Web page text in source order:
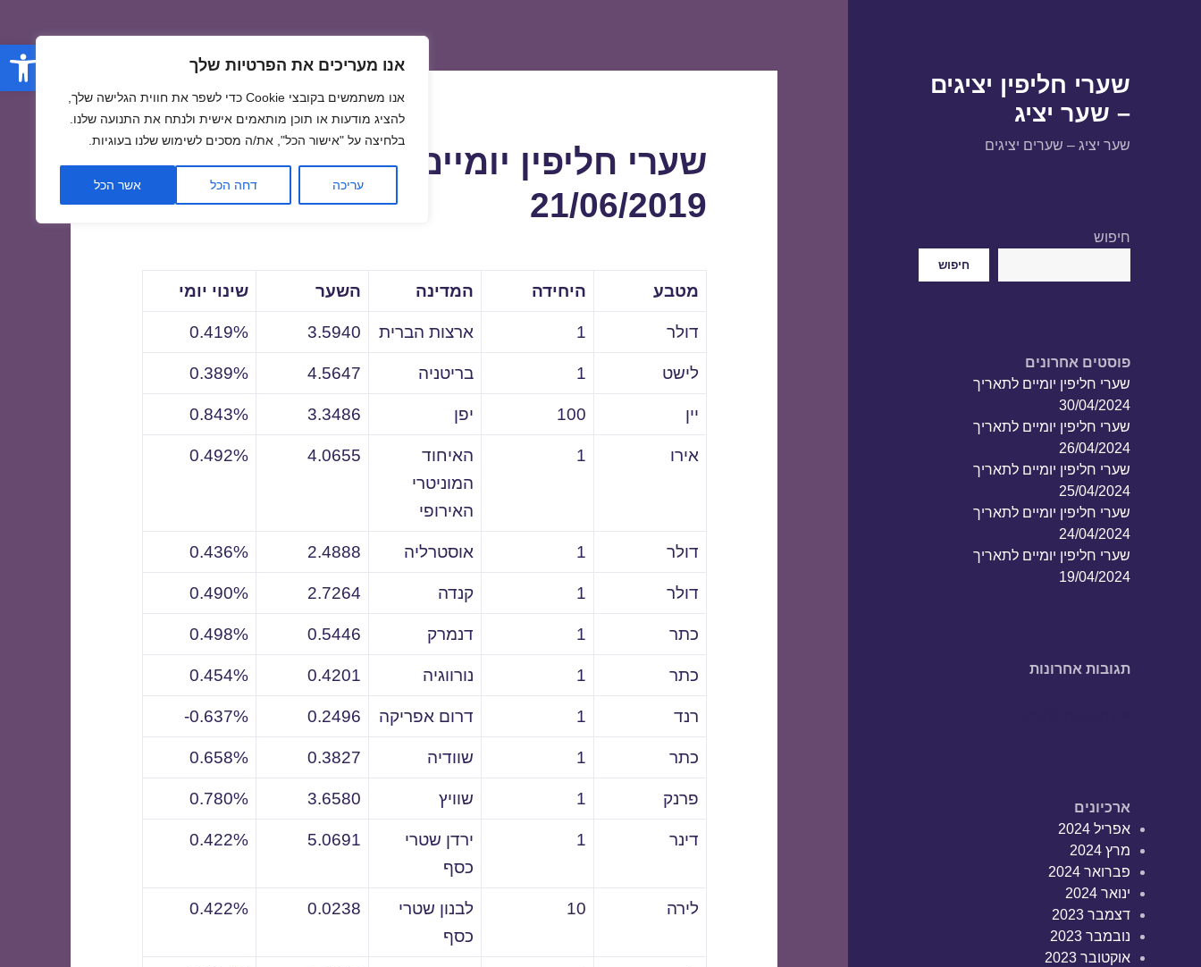
פתח אנו מעריכים את הפרטיות שלך
אנו משתמשים בקובצי Cookie כדי לשפר את חווית הגלישה שלך,
להציג מודעות או תוכן מותאמים אישית ולנתח את התנועה שלנו.
בלחיצה על "אישור הכל", את/ה מסכים לשימוש שלנו בעוגיות.
עריכה דחה הכל אשר הכל
שערי חליפין יציגים
– שער יציג
שער יציג – שערים יציגים
חיפוש
חיפוש
פוסטים אחרונים
שערי חליפין יומיים לתאריך
30/04/2024
שערי חליפין יומיים לתאריך
26/04/2024
שערי חליפין יומיים לתאריך
25/04/2024
שערי חליפין יומיים לתאריך
24/04/2024
שערי חליפין יומיים לתאריך
19/04/2024
תגובות אחרונות
ארכיונים
אפריל 2024
מרץ 2024
פברואר 2024
ינואר 2024
דצמבר 2023
נובמבר 2023
אוקטובר 2023
שערי חליפין יומיים לתאריך
21/06/2019
מטבע היחידה המדינה השער שינוי יומי
דולר 1 ארצות הברית 3.5940
0.419%
לישט 1 בריטניה 4.5647
0.389%
יין 100 יפן 3.3486
0.843%
אירו 1
האיחוד
המוניטרי
האירופי
4.0655
0.492%
דולר 1 אוסטרליה 2.4888
0.436%
דולר 1 קנדה 2.7264
0.490%
כתר 1 דנמרק 0.5446
0.498%
כתר 1 נורווגיה 0.4201
0.454%
רנד 1 דרום אפריקה 0.2496
0.637%-
כתר 1 שוודיה 0.3827
0.658%
פרנק 1 שוויץ 3.6580
0.780%
דינר 1
ירדן שטרי
כסף
5.0691
0.422%
לירה 10
לבנון שטרי
כסף
0.0238
0.422%